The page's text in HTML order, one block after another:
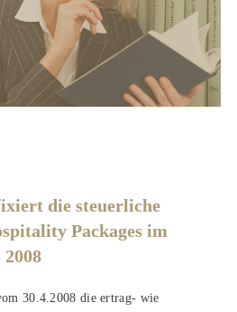
die steuerliche
Packages im
30.4.2008 die ertrag- wie